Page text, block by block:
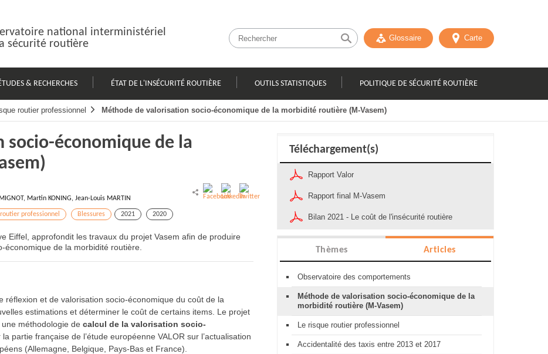
national interministériel
sécurité routière
Glossaire Carte
& RECHERCHES ÉTAT DE L'INSÉCURITÉ ROUTIÈRE OUTILS STATISTIQUES POLITIQUE DE SÉCURITÉ ROUTIÈRE
routier professionnel Méthode de valorisation socio-économique de la morbidité routière (M-Vasem)
économique de la
Martin KONING, Jean-Louis MARTIN
professionnel Blessures 2021 2020
Eiffel, approfondit les travaux du projet Vasem afin de produire
de la morbidité routière.
réflexion et de valorisation socio-économique du coût de la
estimations et déterminer le coût de certains items. Le projet
méthodologie de calcul de la valorisation socio-
partie française de l’étude européenne VALOR sur l’actualisation
(Allemagne, Belgique, Pays-Bas et France).
Téléchargement(s)
Rapport Valor
Rapport final M-Vasem
Bilan 2021 - Le coût de l'insécurité routière
Thèmes Articles
Observatoire des comportements
Méthode de valorisation socio-économique de la
morbidité routière (M-Vasem)
Le risque routier professionnel
Accidentalité des taxis entre 2013 et 2017